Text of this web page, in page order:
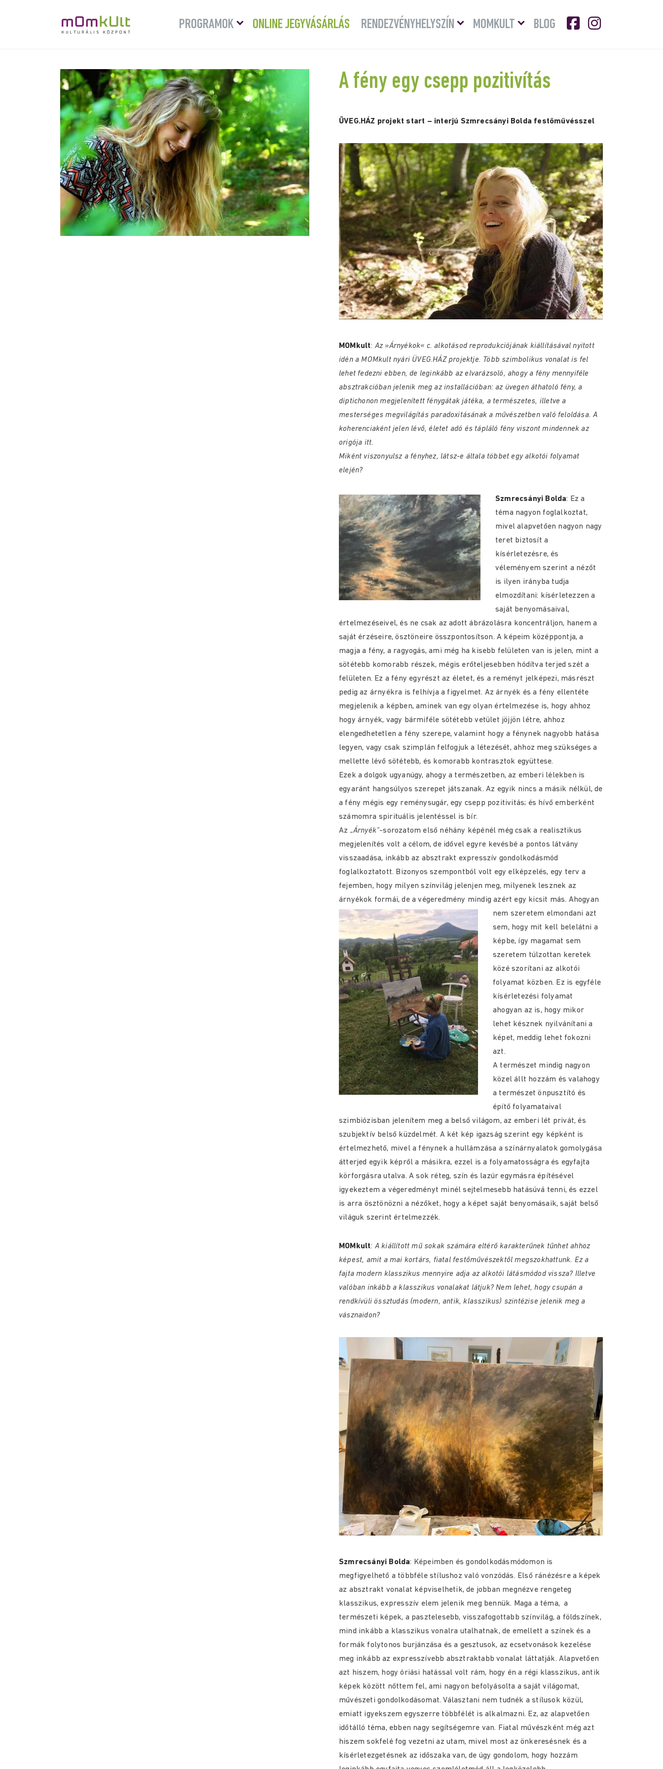
PROGRAMOK
Menü
lenyitása
ONLINE JEGYVÁSÁRLÁS RENDEZVÉNYHELYSZÍN
Menü
lenyitásaMOMKULT
Menü
lenyitása
BLOG
A fény egy csepp pozitivítás
ÜVEG.HÁZ projekt start – interjú Szmrecsányi Bolda festőművésszel
MOMkult: Az »Árnyékok« c. alkotásod reprodukciójának kiállításával nyitott
idén a MOMkult nyári ÜVEG.HÁZ projektje. Több szimbolikus vonalat is fel
lehet fedezni ebben, de leginkább az elvarázsoló, ahogy a fény mennyiféle
absztrakcióban jelenik meg az installációban: az üvegen áthatoló fény, a
diptichonon megjelenített fénygátak játéka, a természetes, illetve a
mesterséges megvilágítás paradoxitásának a művészetben való feloldása. A
koherenciaként jelen lévő, életet adó és tápláló fény viszont mindennek az
origója itt.
Miként viszonyulsz a fényhez, látsz-e általa többet egy alkotói folyamat
elején?
Szmrecsányi Bolda: Ez a
téma nagyon foglalkoztat,
mivel alapvetően nagyon nagy
teret biztosít a
kísérletezésre, és
véleményem szerint a nézőt
is ilyen irányba tudja
elmozdítani: kísérletezzen a
saját benyomásaival,
értelmezéseivel, és ne csak az adott ábrázolásra koncentráljon, hanem a
saját érzéseire, ösztöneire összpontosítson. A képeim középpontja, a
magja a fény, a ragyogás, ami még ha kisebb felületen van is jelen, mint a
sötétebb komorabb részek, mégis erőteljesebben hódítva terjed szét a
felületen. Ez a fény egyrészt az életet, és a reményt jelképezi, másrészt
pedig az árnyékra is felhívja a figyelmet. Az árnyék és a fény ellentéte
megjelenik a képben, aminek van egy olyan értelmezése is, hogy ahhoz
hogy árnyék, vagy bármiféle sötétebb vetület jöjjön létre, ahhoz
elengedhetetlen a fény szerepe, valamint hogy a fénynek nagyobb hatása
legyen, vagy csak szimplán felfogjuk a létezését, ahhoz meg szükséges a
mellette lévő sötétebb, és komorabb kontrasztok együttese.
Ezek a dolgok ugyanúgy, ahogy a természetben, az emberi lélekben is
egyaránt hangsúlyos szerepet játszanak. Az egyik nincs a másik nélkül, de
a fény mégis egy reménysugár, egy csepp pozitivitás; és hívő emberként
számomra spirituális jelentéssel is bír.
Az „Árnyék”-sorozatom első néhány képénél még csak a realisztikus
megjelenítés volt a célom, de idővel egyre kevésbé a pontos látvány
visszaadása, inkább az absztrakt expresszív gondolkodásmód
foglalkoztatott. Bizonyos szempontból volt egy elképzelés, egy terv a
fejemben, hogy milyen színvilág jelenjen meg, milyenek lesznek az
árnyékok formái, de a végeredmény mindig azért egy kicsit más. Ahogyan
nem szeretem elmondani azt
sem, hogy mit kell belelátni a
képbe, így magamat sem
szeretem túlzottan keretek
közé szorítani az alkotói
folyamat közben. Ez is egyféle
kísérletezési folyamat
ahogyan az is, hogy mikor
lehet késznek nyilvánítani a
képet, meddig lehet fokozni
azt.
A természet mindig nagyon
közel állt hozzám és valahogy
a természet önpusztító és
építő folyamataival
szimbiózisban jelenítem meg a belső világom, az emberi lét privát, és
szubjektív belső küzdelmét. A két kép igazság szerint egy képként is
értelmezhető, mivel a fénynek a hullámzása a színárnyalatok gomolygása
átterjed egyik képről a másikra, ezzel is a folyamatosságra és egyfajta
körforgásra utalva. A sok réteg, szín és lazúr egymásra építésével
igyekeztem a végeredményt minél sejtelmesebb hatásúvá tenni, és ezzel
is arra ösztönözni a nézőket, hogy a képet saját benyomásaik, saját belső
világuk szerint értelmezzék.
MOMkult: A kiállított mű sokak számára eltérő karakterűnek tűnhet ahhoz
képest, amit a mai kortárs, fiatal festőművészektől megszokhattunk. Ez a
fajta modern klasszikus mennyire adja az alkotói látásmódod vissza? Illetve
valóban inkább a klasszikus vonalakat látjuk? Nem lehet, hogy csupán a
rendkívüli össztudás (modern, antik, klasszikus) szintézise jelenik meg a
vásznaidon?
Szmrecsányi Bolda: Képeimben és gondolkodásmódomon is
megfigyelhető a többféle stílushoz való vonzódás. Első ránézésre a képek
az absztrakt vonalat képviselhetik, de jobban megnézve rengeteg
klasszikus, expresszív elem jelenik meg bennük. Maga a téma, a
természeti képek, a pasztelesebb, visszafogottabb színvilág, a földszínek,
mind inkább a klasszikus vonalra utalhatnak, de emellett a színek és a
formák folytonos burjánzása és a gesztusok, az ecsetvonások kezelése
meg inkább az expresszívebb absztraktabb vonalat láttatják. Alapvetően
azt hiszem, hogy óriási hatással volt rám, hogy én a régi klasszikus, antik
képek között nőttem fel, ami nagyon befolyásolta a saját világomat,
művészeti gondolkodásomat. Választani nem tudnék a stílusok közül,
emiatt igyekszem egyszerre többfélét is alkalmazni. Ez, az alapvetően
időtálló téma, ebben nagy segítségemre van. Fiatal művészként még azt
hiszem sokfelé fog vezetni az utam, mivel most az önkeresésnek és a
kísérletezgetésnek az időszaka van, de úgy gondolom, hogy hozzám